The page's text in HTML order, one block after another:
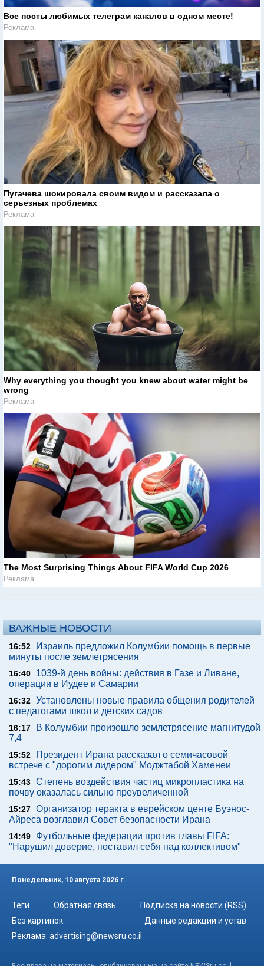
Все посты любимых телеграм каналов в одном месте!
Реклама
Пугачева шокировала своим видом и рассказала о
серьезных проблемах
Реклама
Why everything you thought you knew about water might be
wrong
Реклама
The Most Surprising Things About FIFA World Cup 2026
Реклама
ВАЖНЫЕ НОВОСТИ
16:52
Израиль предложил Колумбии помощь в первые
минуты после землетрясения
16:40
1039-й день войны: действия в Газе и Ливане,
операции в Иудее и Самарии
16:32 Установлены новые правила общения родителей
с педагогами школ и детских садов
16:17
В Колумбии произошло землетрясение магнитудой
7,4
15:52
Президент Ирана рассказал о семичасовой
встрече с "дорогим лидером" Моджтабой Хаменеи
15:43 Степень воздействия частиц микропластика на
почву оказалась сильно преувеличенной
15:27 Организатор теракта в еврейском центе Буэнос-
Айреса возглавил Совет безопасности Ирана
14:49
Футбольные федерации против главы FIFA:
"Нарушил доверие, поставил себя над коллективом"
Понедельник, 10 августа 2026 г.
Теги Обратная связь
Подписка на новости (RSS)
Без картинок
Данные редакции и устав
Реклама: advertising@newsru.co.il